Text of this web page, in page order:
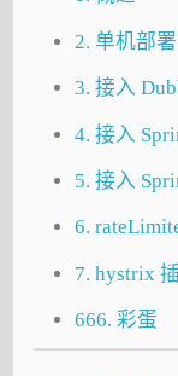
2. 单机部署
3. 接入
4. 接入
5. 接入
6.
7. hystrix
666. 彩蛋